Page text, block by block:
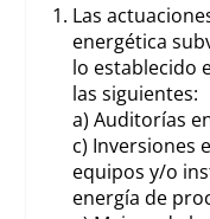
Las
energética
lo establecido
las siguientes:
a) Auditorías
c) Inversiones
equipos y/o
energía de